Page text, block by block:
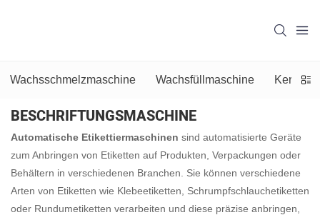
Wachsschmelzmaschine Wachsfüllmaschine
BESCHRIFTUNGSMASCHINE
Automatische Etikettiermaschinen sind automatisierte Geräte
zum Anbringen von Etiketten auf Produkten, Verpackungen oder
Behältern in verschiedenen Branchen. Sie können verschiedene
Arten von Etiketten wie Klebeetiketten, Schrumpfschlauchetiketten
oder Rundumetiketten verarbeiten und diese präzise anbringen,